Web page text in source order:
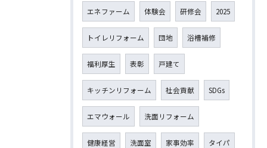
エネファーム 体験会 研修会 2025
トイレリフォーム 団地 浴槽補修
福利厚生 表彰 戸建て
キッチンリフォーム 社会貢献 SDGs
エマウォール 洗面リフォーム
健康経営 洗面室 家事効率 タイパ